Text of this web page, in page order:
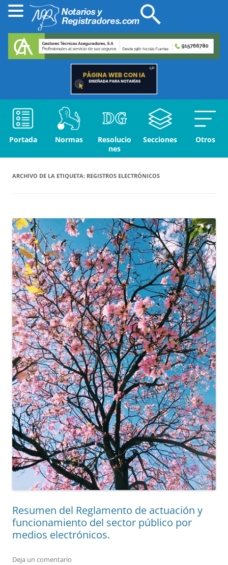
Portada Normas
Resolucio
nes
Secciones Otros
ARCHIVO DE LA ETIQUETA: REGISTROS ELECTRÓNICOS
Resumen del Reglamento de actuación y
funcionamiento del sector público por
medios electrónicos.
Deja un comentario